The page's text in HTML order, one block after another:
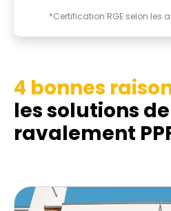
*Certification RGE selon les
4 bonnes
les solutions de
ravalement